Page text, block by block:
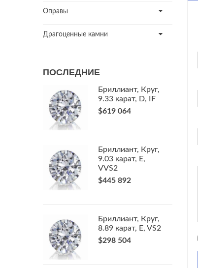
Оправы
Драгоценные камни
ПОСЛЕДНИЕ
Бриллиант, Круг,
9.33 карат, D, IF
$619 064
Бриллиант, Круг,
9.03 карат, E,
VVS2
$445 892
Бриллиант, Круг,
8.89 карат, E, VS2
$298 504